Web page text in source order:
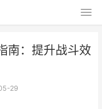
南：提升战斗效
29